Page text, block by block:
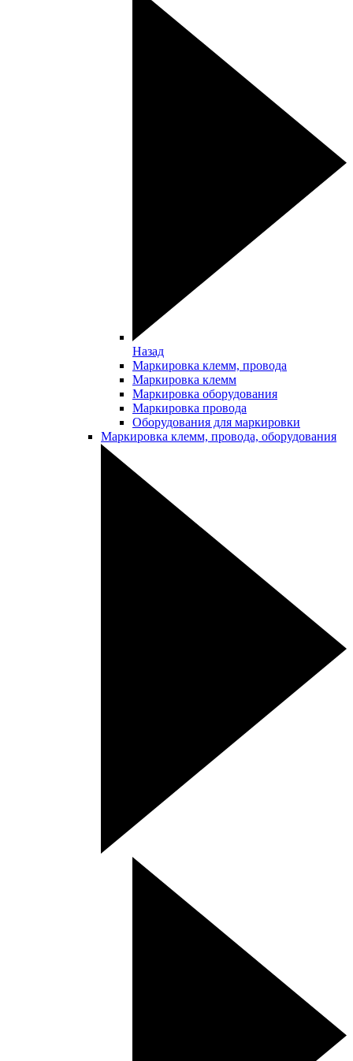
Назад
Маркировка клемм, провода
Маркировка клемм
Маркировка оборудования
Маркировка провода
Оборудования для маркировки
Маркировка клемм, провода, оборудования